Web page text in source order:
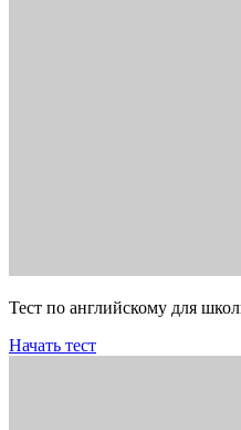
Тест по английскому для
Начать тест